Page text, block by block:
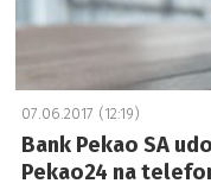
07.06.2017 (12:19)
Bank Pekao SA
Pekao24 na